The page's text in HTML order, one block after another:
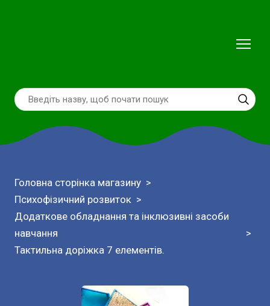
Головна сторінка магазину
Психофізичний розвиток
Додаткове обладнання та інклюзивні засоби
навчання
Тактильна доріжка 7 елементів.